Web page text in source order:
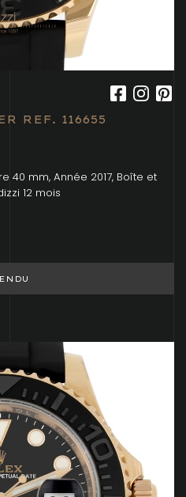
REF. 116655
40 mm, Année 2017, Boîte et
12 mois